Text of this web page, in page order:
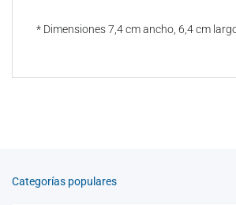
* Dimensiones 7,4 cm ancho, 6,4 cm
Categorías populares